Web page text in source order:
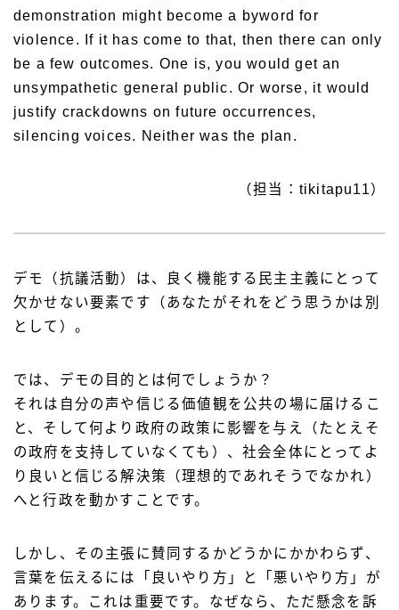
demonstration might become a byword for
violence. If it has come to that, then there can only
be a few outcomes. One is, you would get an
unsympathetic general public. Or worse, it would
justify crackdowns on future occurrences,
silencing voices. Neither was the plan.
（担当：tikitapu11）
デモ（抗議活動）は、良く機能する民主主義にとって
欠かせない要素です（あなたがそれをどう思うかは別
として）。
では、デモの目的とは何でしょうか？
それは自分の声や信じる価値観を公共の場に届けるこ
と、そして何より政府の政策に影響を与え（たとえそ
の政府を支持していなくても）、社会全体にとってよ
り良いと信じる解決策（理想的であれそうでなかれ）
へと行政を動かすことです。
しかし、その主張に賛同するかどうかにかかわらず、
言葉を伝えるには「良いやり方」と「悪いやり方」が
あります。これは重要です。なぜなら、ただ懸念を訴